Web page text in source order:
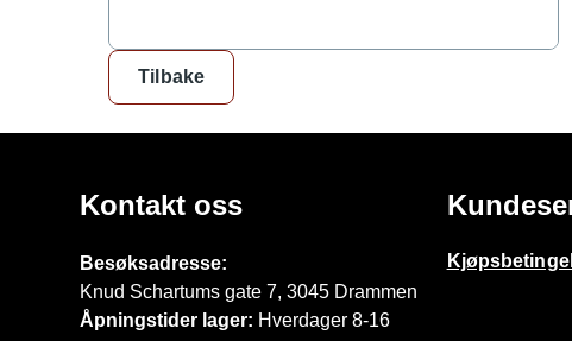
Tilbake
Kontakt oss
Besøksadresse:
Knud Schartums gate 7, 3045 Drammen
Åpningstider lager: Hverdager 8-16